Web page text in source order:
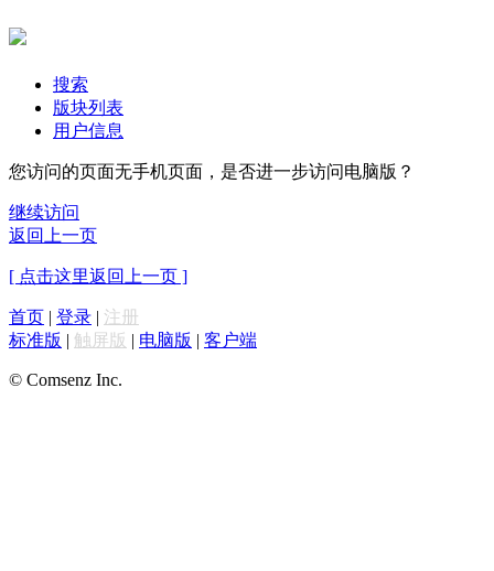
搜索
版块列表
用户信息
您访问的页面无手机页面，是否进一步访问电脑版？
继续访问
返回上一页
[ 点击这里返回上一页 ]
首页 | 登录 | 注册
标准版 | 触屏版 | 电脑版 | 客户端
© Comsenz Inc.